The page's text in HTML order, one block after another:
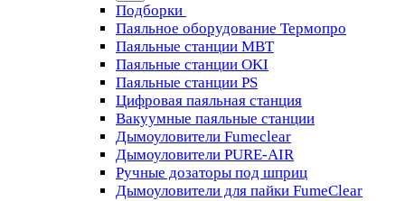
Подборки
Паяльное оборудование Термопро
Паяльные станции MBT
Паяльные станции OKI
Паяльные станции PS
Цифровая паяльная станция
Вакуумные паяльные станции
Дымоуловители Fumeclear
Дымоуловители PURE-AIR
Ручные дозаторы под шприц
Дымоуловители для пайки FumeClear